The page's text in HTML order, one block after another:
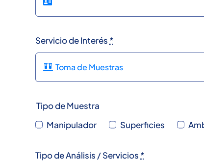
Servicio de Interés *
Tipo de Muestra
Manipulador
Superficies
Tipo de Análisis / Servicios *